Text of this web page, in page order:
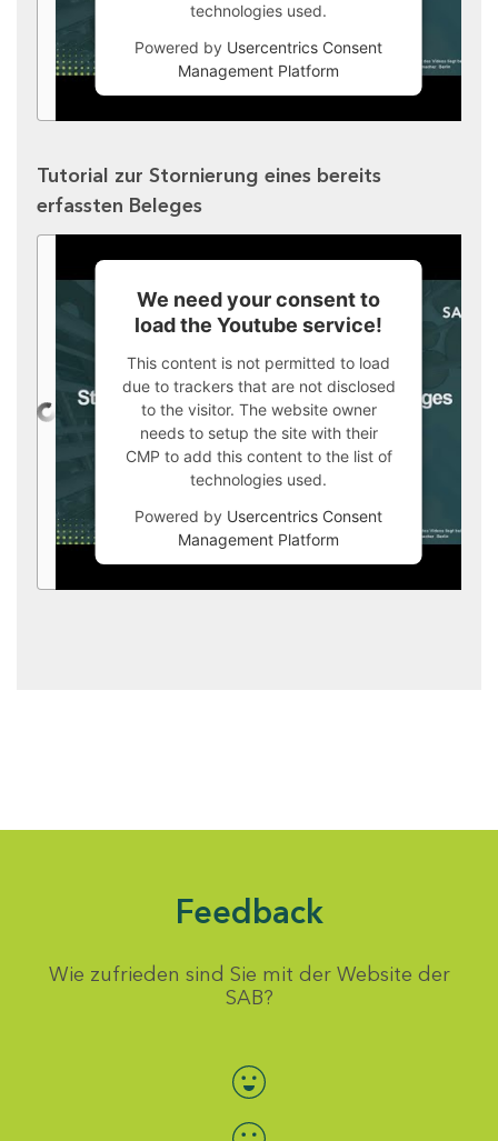
technologies used.
Powered by Usercentrics Consent
Management Platform
Tutorial zur Stornierung eines bereits
erfassten Beleges
We need your consent to
load the Youtube service!
This content is not permitted to load
due to trackers that are not disclosed
to the visitor. The website owner
needs to setup the site with their
CMP to add this content to the list of
technologies used.
Powered by Usercentrics Consent
Management Platform
Feedback
Wie zufrieden sind Sie mit der Website der
SAB?
Bewertung auswählen